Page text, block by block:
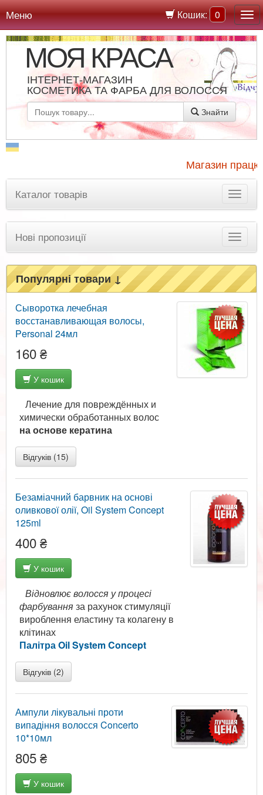
Кошик: 0
Меню
МОЯ КРАСА
ІНТЕРНЕТ-МАГАЗИН
КОСМЕТИКА ТА ФАРБА ДЛЯ ВОЛОССЯ
Знайти
Магазин
Каталог товарів
Нові пропозиції
Популярні товари ↓
Сыворотка лечебная
восстанавливающая волосы,
Personal 24мл
160 ₴
У кошик
Лечение для повреждённых и
химически обработанных волос
на основе кератина
Відгуків (15)
Безаміачний барвник на основі
оливкової олії, Oil System Concept
125ml
400 ₴
У кошик
Відновлює волосся у процесі
фарбуванняза рахунок стимуляції
вироблення еластину та колагену в
клітинах
Палітра Oil System Concept
Відгуків (2)
Ампули лікувальні проти
випадіння волосся Concerto
10*10мл
805 ₴
У кошик